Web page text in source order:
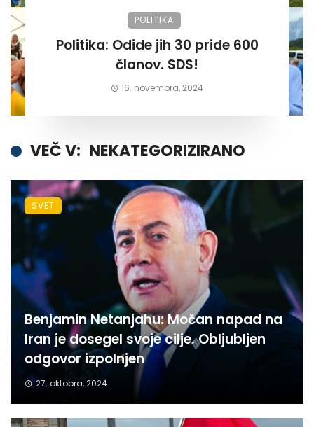
POLITIKA
Politika: Odide jih 30 pride 600
članov. SDS!
16. novembra, 2024
VEČ V: NEKATEGORIZIRANO
Benjamin Netanjahu: Močan napad na
Iran je dosegel svoje cilje. Obljubljen
odgovor izpolnjen
27. oktobra, 2024
SVET